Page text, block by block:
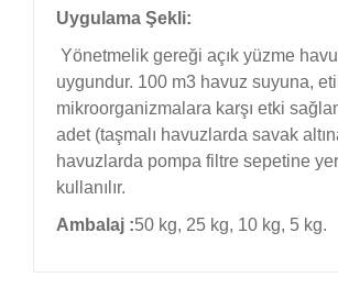
Uygulama Şekli:
Yönetmelik gereği açık yüzme
uygundur. 100 m3 havuz suyuna,
mikroorganizmalara karşı etki
adet (taşmalı havuzlarda savak
havuzlarda pompa filtre sepetine
kullanılır.
Ambalaj :50 kg, 25 kg, 10 kg, 5 kg.